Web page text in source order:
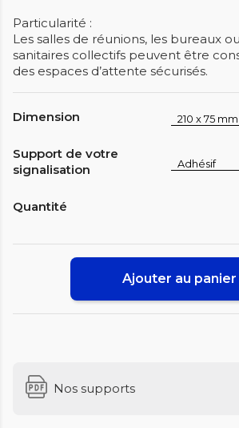
Particularité :
Les salles de réunions, les bureaux
sanitaires collectifs peuvent être
des espaces d’attente sécurisés.
Dimension
Support de votre
signalisation
Quantité
Ajouter au panier
Nos supports